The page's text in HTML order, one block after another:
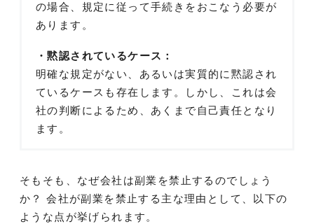
の場合、規定に従って手続きをおこなう必要が
あります。
・黙認されているケース：
明確な規定がない、あるいは実質的に黙認され
ているケースも存在します。しかし、これは会
社の判断によるため、あくまで自己責任となり
ます。
そもそも、なぜ会社は副業を禁止するのでしょう
か？ 会社が副業を禁止する主な理由として、以下の
ような点が挙げられます。